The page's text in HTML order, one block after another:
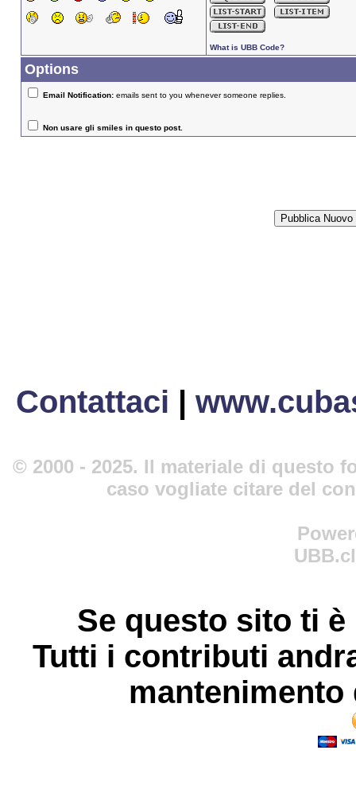
What is UBB Code?
Options
Email Notification:emails sent to you whenever someone replies.
Non usare gli smiles in questo post.
Contattaci |
© 2000 - 2025. Il materiale di questo
caso vogliate citare del
Se questo sito ti
Tutti i contributi